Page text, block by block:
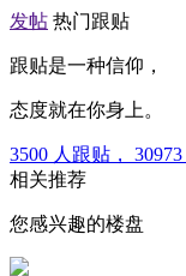
发帖 热门跟贴
跟贴是一种信仰，
态度就在你身上。
3500 人跟贴， 30973
相关推荐
您感兴趣的楼盘